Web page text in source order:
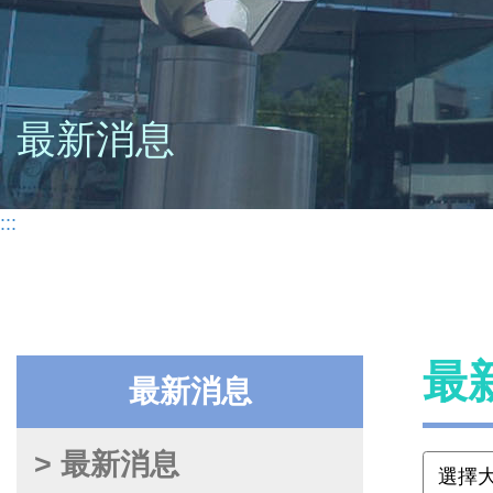
最新消息
:::
最新消息
> 最新消息
最